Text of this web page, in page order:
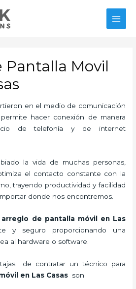
Pantalla Movil
en el medio de comunicación
hacer conexión de manera
de telefonía y de internet
la vida de muchas personas,
el contacto constante con la
trayendo productividad y facilidad
donde nos encontremos.
arreglo de pantalla móvil en Las
y seguro proporcionando una
al hardware o software.
de contratar un técnico para
en Las Casas son: